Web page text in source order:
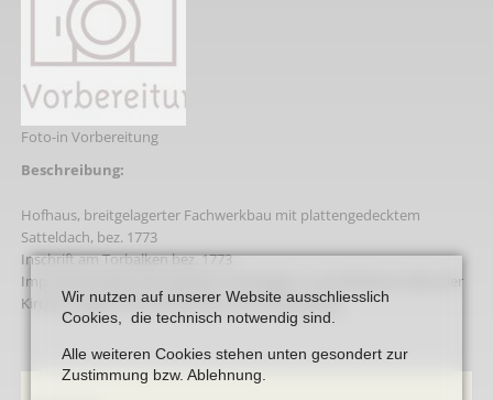
Foto-in Vorbereitung
Beschreibung:
Hofhaus, breitgelagerter Fachwerkbau mit plattengedecktem
Satteldach, bez. 1773
Inschrift am Torbalken bez. 1773
Imposante Reste einer großen Hofanlage in unmittelbarer Nähe der
Kirche, prägend für die Situation am Ortseingang.
Wir nutzen auf unserer Website ausschliesslich
Cookies, die technisch notwendig sind.
Alle weiteren Cookies stehen unten gesondert zur
Zustimmung bzw. Ablehnung.